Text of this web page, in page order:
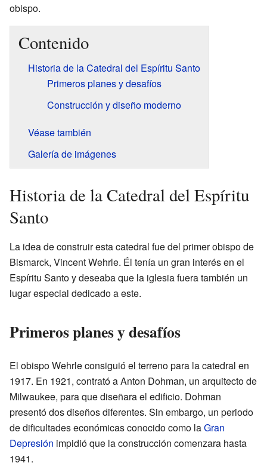
obispo.
Contenido
Historia de la Catedral del Espíritu Santo
Primeros planes y desafíos
Construcción y diseño moderno
Véase también
Galería de imágenes
Historia de la Catedral del Espíritu
Santo
La idea de construir esta catedral fue del primer obispo de
Bismarck, Vincent Wehrle. Él tenía un gran interés en el
Espíritu Santo y deseaba que la iglesia fuera también un
lugar especial dedicado a este.
Primeros planes y desafíos
El obispo Wehrle consiguió el terreno para la catedral en
1917. En 1921, contrató a Anton Dohman, un arquitecto de
Milwaukee, para que diseñara el edificio. Dohman
presentó dos diseños diferentes. Sin embargo, un periodo
de dificultades económicas conocido como laGran
Depresión impidió que la construcción comenzara hasta
1941.